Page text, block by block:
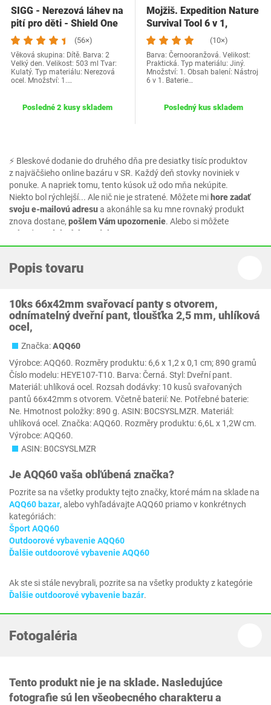
⚡ Bleskové dodanie do druhého dňa pre desiatky tisíc produktov
z najväčšieho online bazáru v SR. Každý deň stovky noviniek v
ponuke. A napriek tomu, tento kúsok už odo mňa nekúpite.
Niekto bol rýchlejší... Ale nič nie je stratené. Môžete mihore zadať
svoju e-mailovú adresua akonáhle sa ku mne rovnaký produkt
znova dostane, pošlem Vám upozornenie. Alebo si môžete
vybrať z podobných produktov.
SIGG - Nerezová láhev na
pití pro děti - Shield One
Great…
(56×)
Věková skupina: Dítě. Barva: 2
Velký den. Velikost: 503 ml Tvar:
Kulatý. Typ materiálu: Nerezová
ocel. Množství: 1.…
Posledné 2 kusy skladem
Mojžiš. Expedition Nature
Survival Tool 6 v 1,
multifunkčný…
(10×)
Barva: Černooranžová. Velikost:
Praktická. Typ materiálu: Jiný.
Množství: 1. Obsah balení: Nástroj
6 v 1. Baterie…
Posledný kus skladem
Popis tovaru
10ks 66x42mm svařovací panty s otvorem,
odnímatelný dveřní pant, tloušťka 2,5 mm, uhlíková
ocel,
Značka:AQQ60
Výrobce: AQQ60. Rozměry produktu: 6,6 x 1,2 x 0,1 cm; 890 gramů
Číslo modelu: HEYE107-T10. Barva: Černá. Styl: Dveřní pant.
Materiál: uhlíková ocel. Rozsah dodávky: 10 kusů svařovaných
pantů 66x42mm s otvorem. Včetně baterií: Ne. Potřebné baterie:
Ne. Hmotnost položky: 890 g. ASIN: B0CSYSLMZR. Materiál:
uhlíková ocel. Značka: AQQ60. Rozměry produktu: 6,6L x 1,2W cm.
Výrobce: AQQ60.
ASIN: B0CSYSLMZR
JeAQQ60vaša obľúbená značka?
Pozrite sa na všetky produkty tejto značky, ktoré mám na sklade na
AQQ60 bazar, alebo vyhľadávajte AQQ60 priamo v konkrétnych
kategóriách:
Šport AQQ60
Outdoorové vybavenie AQQ60
Ďalšie outdoorové vybavenie AQQ60
Ak ste si stále nevybrali, pozrite sa na všetky produkty z kategórie
Ďalšie outdoorové vybavenie bazár.
Fotogaléria
Tento produkt nie je na sklade. Nasledujúce
fotografie sú len všeobecného charakteru a